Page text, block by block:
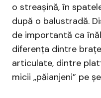
o streașină, în
după o balustradă.
de importantă ca
diferența dintre
articulate, dintre
micii „păianjeni” pe